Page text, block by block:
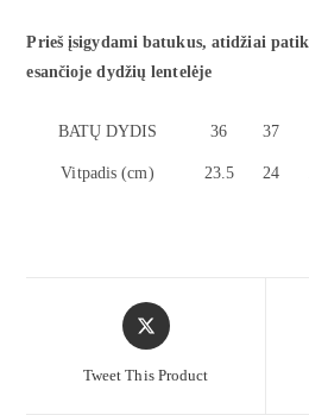
Prieš įsigydami batukus, atidžiai
esančioje dydžių lentelėje
BATŲ DYDIS 36 37
Vitpadis (cm) 23.5 24
Tweet This Product